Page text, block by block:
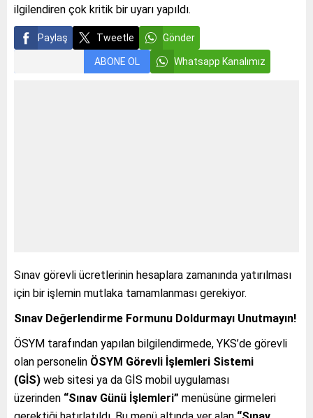
ilgilendiren çok kritik bir uyarı yapıldı.
Paylaş Tweetle Gönder
ABONE OL Whatsapp Kanalımız
Sınav görevli ücretlerinin hesaplara zamanında yatırılması
için bir işlemin mutlaka tamamlanması gerekiyor.
Sınav Değerlendirme Formunu Doldurmayı Unutmayın!
ÖSYM tarafından yapılan bilgilendirmede, YKS’de görevli
olan personelin ÖSYM Görevli İşlemleri Sistemi
(GİS) web sitesi ya da GİS mobil uygulaması
üzerinden “Sınav Günü İşlemleri” menüsüne girmeleri